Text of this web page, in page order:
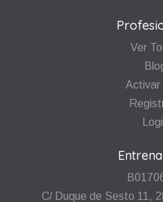
Ver
Activar
C/ Duque de Sesto 11,